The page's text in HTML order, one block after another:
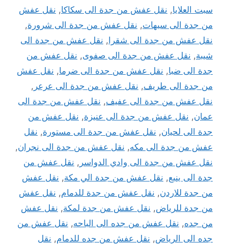
سبت العلايا, نقل عفش من جدة الى سكاكا, نقل عفش
من جدة الى سيهات, نقل عفش من جدة الى شرورة,
نقل عفش من جدة الى شقرا, نقل عفش من جدة الى
شيبة, نقل عفش من جدة الى صفوى, نقل عفش من
جدة الى ضبا, نقل عفش من جدة الى ضرما, نقل عفش
من جدة الى طريف, نقل عفش من جدة الى عرعر ,
نقل عفش من جدة الى عفيف, نقل عفش من جدة الى
عمان, نقل عفش من جدة الى عنيزة, نقل عفش من
جدة الى لحيان, نقل عفش من جدة الى مستورة, نقل
عفش من جدة الى مكه, نقل عفش من جدة الى نجران,
نقل عفش من جدة الى وادي الدواسر , نقل عفش من
جدة الى ينبع, نقل عفش من جدة الي مكة, نقل عفش
من جدة للاردن, نقل عفش من جدة للدمام, نقل عفش
من جدة للرياض, نقل عفش من جدة لمكة, نقل عفش
من جده, نقل عفش من جده الى الباحه, نقل عفش من
جده الى الرياض, نقل عفش من جده للدمام, نقل